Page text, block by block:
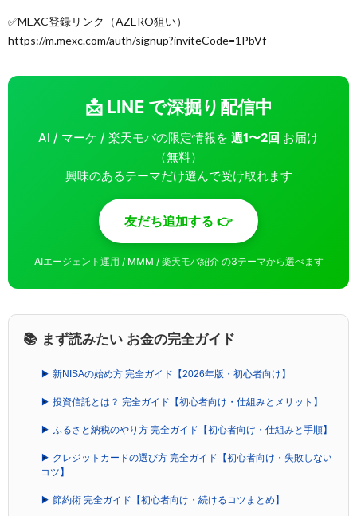
✅MEXC登録リンク（AZERO狙い）
https://m.mexc.com/auth/signup?inviteCode=1PbVf
📩 LINE で深掘り配信中
AI / マーケ / 楽天モバの限定情報を 週1〜2回 お届け
（無料）
興味のあるテーマだけ選んで受け取れます
友だち追加する 👉
AIエージェント運用 / MMM / 楽天モバ紹介 の3テーマから選べます
📚 まず読みたい お金の完全ガイド
▶ 新NISAの始め方 完全ガイド【2026年版・初心者向け】
▶ 投資信託とは？ 完全ガイド【初心者向け・仕組みとメリット】
▶ ふるさと納税のやり方 完全ガイド【初心者向け・仕組みと手順】
▶ クレジットカードの選び方 完全ガイド【初心者向け・失敗しない
コツ】
▶ 節約術 完全ガイド【初心者向け・続けるコツまとめ】